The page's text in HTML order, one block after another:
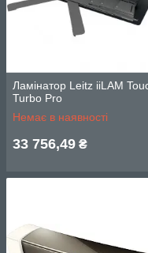
Ламінатор Leitz iiLAM
Turbo Pro
Немає в наявності
33 756,49 ₴